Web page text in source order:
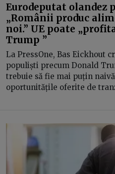
Eurodeputat olandez
„Românii produc
noi.” UE poate
Trump ”
La PressOne, Bas Eickhout
populiști precum Donald
trebuie să fie mai puțin
oportunitățile oferite de